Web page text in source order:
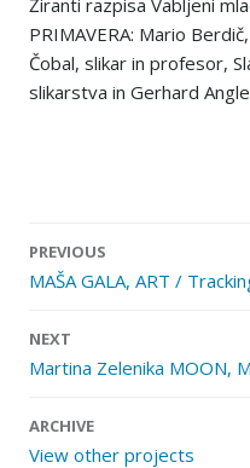
PRIMAVERA: Mario
Čobal, slikar in profesor,
slikarstva in Gerhard
navigation
PREVIOUS
MAŠA GALA, ART /
NEXT
Martina Zelenika MOON,
ARCHIVE
View other projects